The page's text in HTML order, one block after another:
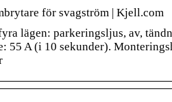
för svagström | Kjell.com
lägen: parkeringsljus, av,
55 A (i 10 sekunder).